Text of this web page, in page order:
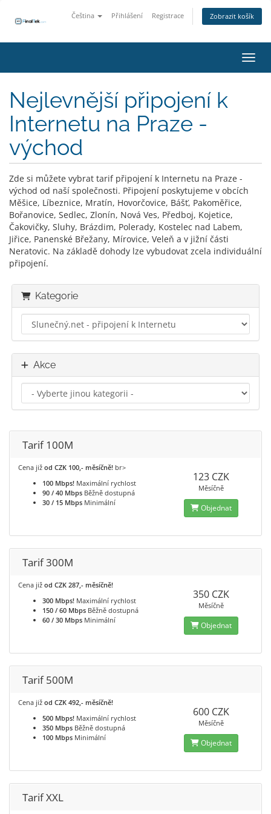
Čeština Přihlášení Registrace Zobrazit košík
Nejlevnější připojení k
Internetu na Praze -
východ
Zde si můžete vybrat tarif připojení k Internetu na Praze -
východ od naší společnosti. Připojení poskytujeme v obcích
Měšice, Líbeznice, Mratín, Hovorčovice, Bášť, Pakoměřice,
Bořanovice, Sedlec, Zlonín, Nová Ves, Předboj, Kojetice,
Čakovičky, Sluhy, Brázdim, Polerady, Kostelec nad Labem,
Jiřice, Panenské Břežany, Mírovice, Veleň a v jižní části
Neratovic. Na základě dohody lze vybudovat zcela individuální
připojení.
Kategorie
Akce
Tarif 100M
Cena již od CZK 100,- měsíčně! br>
100 Mbps! Maximální rychlost
90 / 40 Mbps Běžně dostupná
30 / 15 Mbps Minimální
123 CZK
Měsíčně
Objednat
Tarif 300M
Cena již od CZK 287,- měsíčně!
300 Mbps! Maximální rychlost
150 / 60 Mbps Běžně dostupná
60 / 30 Mbps Minimální
350 CZK
Měsíčně
Objednat
Tarif 500M
Cena již od CZK 492,- měsíčně!
500 Mbps! Maximální rychlost
350 Mbps Běžně dostupná
100 Mbps Minimální
600 CZK
Měsíčně
Objednat
Tarif XXL